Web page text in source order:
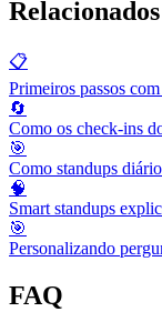
Relacionados
📋
Primeiros passos
🔄
Como os check-ins
🎯
Como standups
🧠
Smart standups
🎯
Personalizando
FAQ